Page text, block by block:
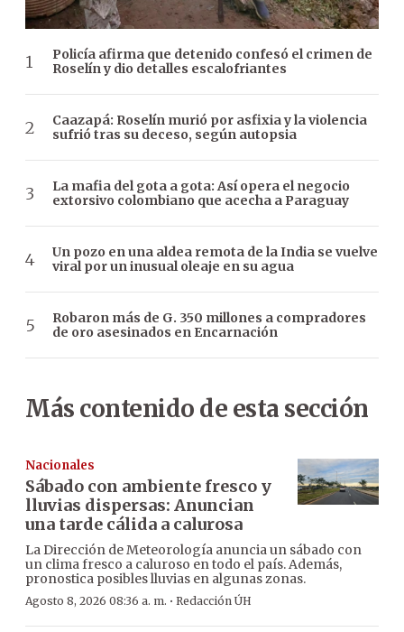
Policía afirma que detenido confesó el crimen de
Roselín y dio detalles escalofriantes
Caazapá: Roselín murió por asfixia y la violencia
sufrió tras su deceso, según autopsia
La mafia del gota a gota: Así opera el negocio
extorsivo colombiano que acecha a Paraguay
Un pozo en una aldea remota de la India se vuelve
viral por un inusual oleaje en su agua
Robaron más de G. 350 millones a compradores
de oro asesinados en Encarnación
Más contenido de esta sección
Nacionales
Sábado con ambiente fresco y
lluvias dispersas: Anuncian
una tarde cálida a calurosa
La Dirección de Meteorología anuncia un sábado con
un clima fresco a caluroso en todo el país. Además,
pronostica posibles lluvias en algunas zonas.
Agosto 8, 2026 08:36 a. m. · Redacción ÚH